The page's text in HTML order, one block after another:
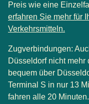
Preis wie eine
erfahren Sie mehr für
Verkehrsmitteln.
Zugverbindungen:
Düsseldorf nicht mehr
bequem über
Terminal S in nur 13
fahren alle 20